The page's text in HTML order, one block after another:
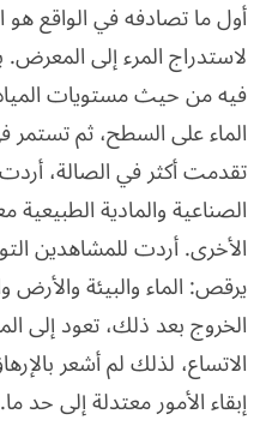
أول ما تصادفه في الواقع
لاستدراج المرء إلى
فيه من حيث مستويات
الماء على السطح، ثم
تقدمت أكثر في الصالة، أردت
الصناعية والمادية
الأخرى. أردت للمشاهدين
يرقص: الماء والبيئة والأرض
الخروج بعد ذلك، تعود إلى
الاتساع، لذلك لم أشعر
إبقاء الأمور معتدلة إلى حد ما.